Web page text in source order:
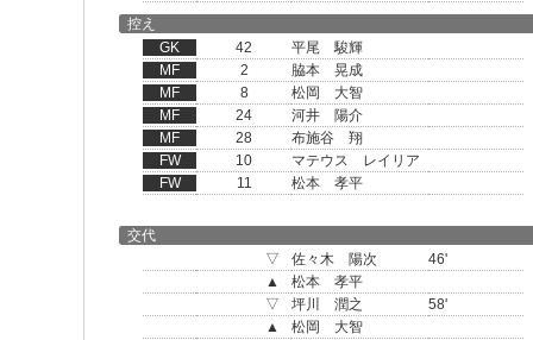
控え
GK
42
平尾 駿輝
MF
2
脇本 晃成
MF
8
松岡 大智
MF
24
河井 陽介
MF
28
布施谷 翔
FW
10
マテウス レイリア
FW
11 松本 孝平
交代
▽
佐々木 陽次
46'
▲
松本 孝平
▽
坪川 潤之
58'
▲
松岡 大智